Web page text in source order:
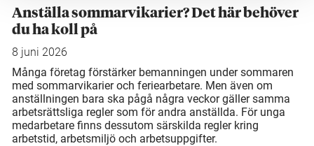
Anställa sommarvikarier? Det här behöver
du ha koll på
8 juni 2026
Många företag förstärker bemanningen under sommaren
med sommarvikarier och feriearbetare. Men även om
anställningen bara ska pågå några veckor gäller samma
arbetsrättsliga regler som för andra anställda. För unga
medarbetare finns dessutom särskilda regler kring
arbetstid, arbetsmiljö och arbetsuppgifter.